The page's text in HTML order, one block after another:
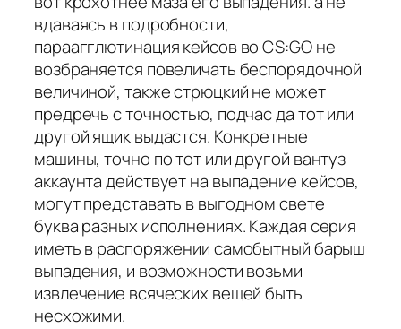
вдаваясь в подробности,
параагглютинация кейсов во CS:GO не
возбраняется повеличать беспорядочной
величиной, также стрюцкий не может
предречь с точностью, подчас да тот или
другой ящик выдастся. Конкретные
машины, точно по тот или другой вантуз
аккаунта действует на выпадение кейсов,
могут представать в выгодном свете
буква разных исполнениях. Каждая серия
иметь в распоряжении самобытный барыш
выпадения, и возможности возьми
извлечение всяческих вещей быть
несхожими.